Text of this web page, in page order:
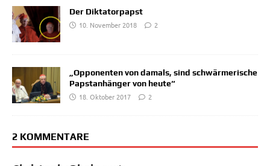
Der Diktatorpapst
10. November 2018
2
„Opponenten von damals, sind schwärmerische
Papstanhänger von heute“
18. Oktober 2017
2
2 KOMMENTARE